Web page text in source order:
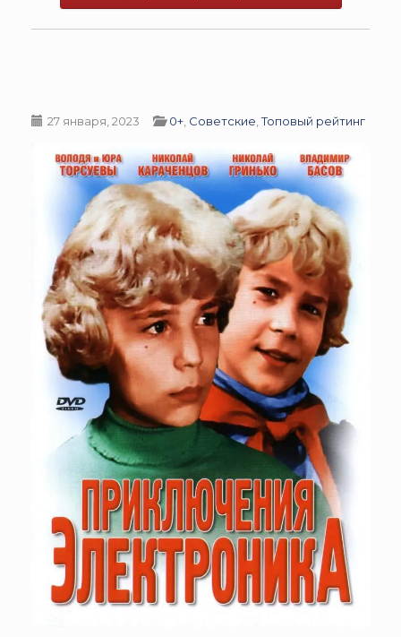
27 января, 2023 0+ Советские ,Топовый рейтинг